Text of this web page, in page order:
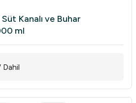
Kanalı ve Buhar
ml
Dahil